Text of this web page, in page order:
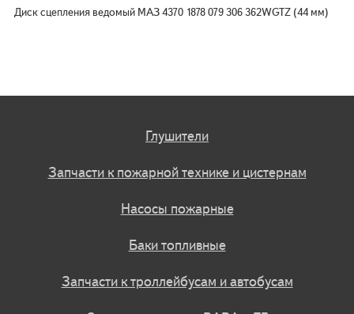
Диск сцепления ведомый МАЗ 4370 1878 079 306 362WGTZ (44 мм)
Глушители
Запчасти к пожарной технике и цистернам
Насосы пожарные
Баки топливные
Запчасти к троллейбусам и автобусам